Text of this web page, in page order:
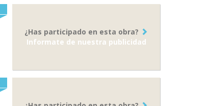
¿Has participado en esta obra?
Informate de nuestra publicidad